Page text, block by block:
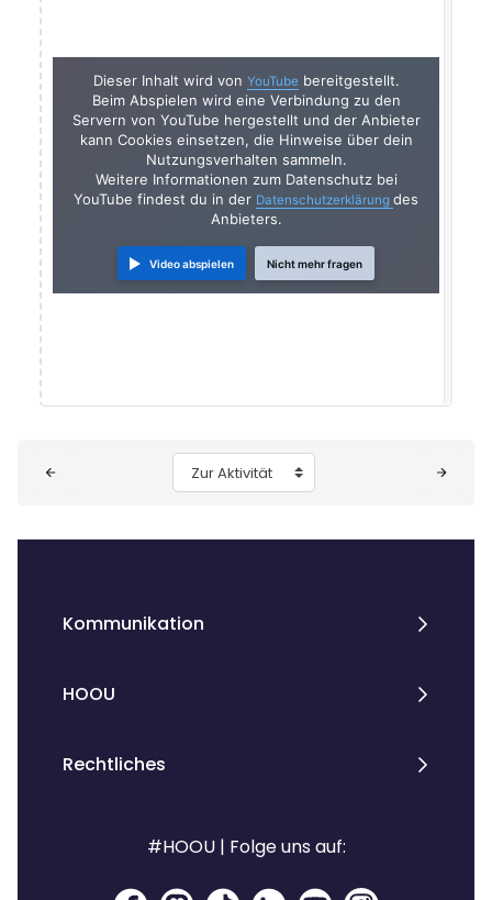
Dieser Inhalt wird von YouTube bereitgestellt.
Beim Abspielen wird eine Verbindung zu den
Servern von YouTube hergestellt und der Anbieter
kann Cookies einsetzen, die Hinweise über dein
Nutzungsverhalten sammeln.
Weitere Informationen zum Datenschutz bei
YouTube findest du in der Datenschutzerklärung des
Anbieters.
Video abspielen Nicht mehr fragen
Zur Aktivität
Kommunikation
HOOU
Rechtliches
#HOOU | Folge uns auf: